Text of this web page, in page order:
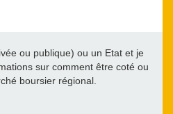
ou publique) ou un Etat et je
sur comment être coté ou
boursier régional.